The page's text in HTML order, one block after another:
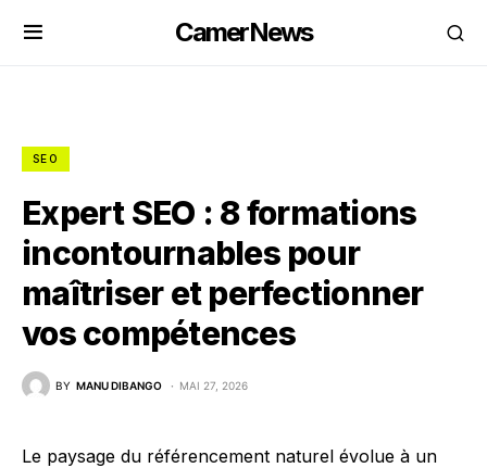
CamerNews
SEO
Expert SEO : 8 formations
incontournables pour
maîtriser et perfectionner
vos compétences
BY MANU DIBANGO MAI 27, 2026
Le paysage du référencement naturel évolue à un